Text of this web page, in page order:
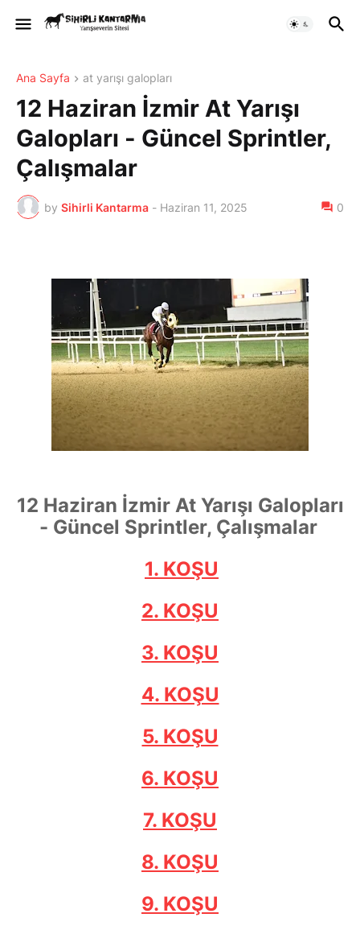
Ana Sayfa at yarışı galopları
12 Haziran İzmir At Yarışı
Galopları - Güncel Sprintler,
Çalışmalar
by Sihirli Kantarma - Haziran 11, 2025 0
12 Haziran İzmir At Yarışı Galopları
- Güncel Sprintler, Çalışmalar
1. KOŞU
2. KOŞU
3. KOŞU
4. KOŞU
5. KOŞU
6. KOŞU
7. KOŞU
8. KOŞU
9. KOŞU